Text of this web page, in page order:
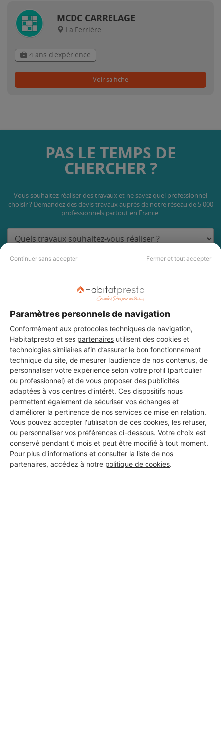
Continuer sans accepter Fermer et tout accepter
Paramètres personnels de navigation
Conformément aux protocoles techniques de navigation,
Habitatpresto et ses partenaires utilisent des cookies et
technologies similaires afin d’assurer le bon fonctionnement
technique du site, de mesurer l’audience de nos contenus, de
personnaliser votre expérience selon votre profil (particulier
ou professionnel) et de vous proposer des publicités
adaptées à vos centres d’intérêt. Ces dispositifs nous
permettent également de sécuriser vos échanges et
d'améliorer la pertinence de nos services de mise en relation.
Vous pouvez accepter l'utilisation de ces cookies, les refuser,
ou personnaliser vos préférences ci-dessous. Votre choix est
conservé pendant 6 mois et peut être modifié à tout moment.
Pour plus d'informations et consulter la liste de nos
partenaires, accédez à notre politique de cookies.
MCDC CARRELAGE
La Ferrière
4 ans d'expérience
Voir sa fiche
PAS LE TEMPS DE
CHERCHER ?
Vous souhaitez réaliser des travaux et ne savez quel professionnel
choisir ? Demandez des devis travaux auprès de notre réseau de 5 000
professionnels partout en France.
DEMANDER UN DEVIS